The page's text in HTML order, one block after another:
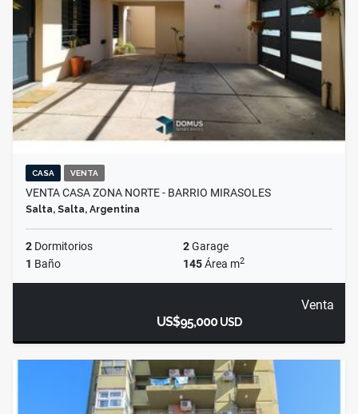
CASA VENTA
VENTA CASA ZONA NORTE - BARRIO MIRASOLES
Salta, Salta, Argentina
2 Dormitorios 2Garage
1 Baño 145Área m2
Venta
US$95,000USD